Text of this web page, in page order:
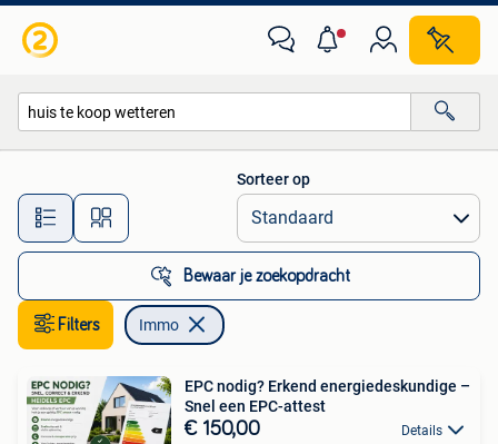
Alle afstanden…
Sorteer op
Bewaar je zoekopdracht
Filters Immo
EPC nodig? Erkend energiedeskundige –
Snel een EPC-attest
€ 150,00 Details